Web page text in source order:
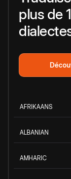
plus de
AFRIKAANS
ALBANIAN
AMHARIC